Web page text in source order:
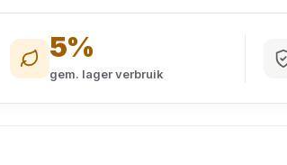
5%
gem. lager verbruik